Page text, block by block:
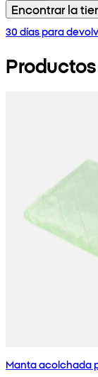
Encontrar la
30 días para
Manta acolchada